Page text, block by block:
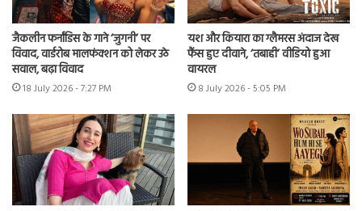
जैकलीन फर्नांडिस के गाने ‘जुगनी’ पर
विवाद, वार्डरोब मालफंक्शन को लेकर उठे
सवाल, बढ़ा विवाद
18 July 2026 - 7:27 PM
यश और कियारा का ग्लैमरस अंदाज देख
फैंस हुए दीवाने, ‘तबाही’ वीडियो हुआ
वायरल
8 July 2026 - 5:05 PM